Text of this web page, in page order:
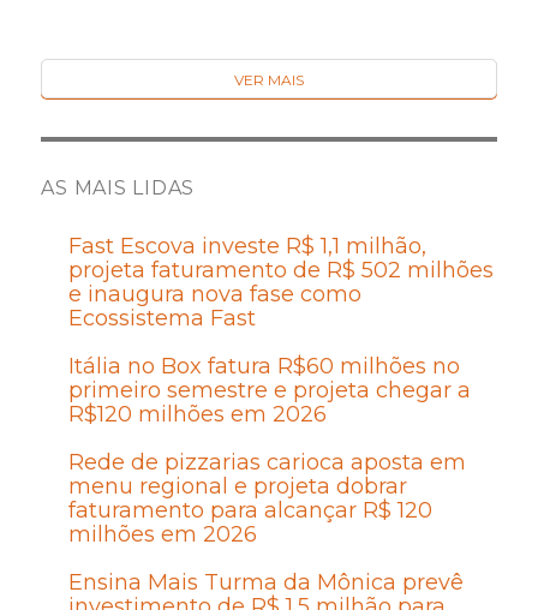
VER MAIS
AS MAIS LIDAS
Fast Escova investe R$ 1,1 milhão,
projeta faturamento de R$ 502 milhões
e inaugura nova fase como
Ecossistema Fast
Itália no Box fatura R$60 milhões no
primeiro semestre e projeta chegar a
R$120 milhões em 2026
Rede de pizzarias carioca aposta em
menu regional e projeta dobrar
faturamento para alcançar R$ 120
milhões em 2026
Ensina Mais Turma da Mônica prevê